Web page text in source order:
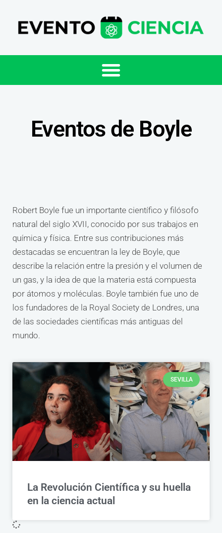
Eventos de Boyle
Robert Boyle fue un importante científico y filósofo
natural del siglo XVII, conocido por sus trabajos en
química y física. Entre sus contribuciones más
destacadas se encuentran la ley de Boyle, que
describe la relación entre la presión y el volumen de
un gas, y la idea de que la materia está compuesta
por átomos y moléculas. Boyle también fue uno de
los fundadores de la Royal Society de Londres, una
de las sociedades científicas más antiguas del
mundo.
SEVILLA
La Revolución Científica y su huella
en la ciencia actual